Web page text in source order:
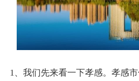
1、我们先来看一下孝感。孝感